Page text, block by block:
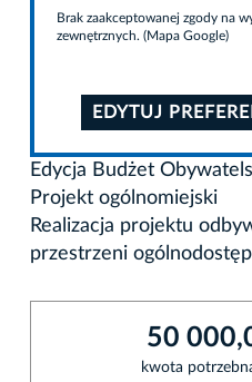
Brak zaakceptowanej zgody na
zewnętrznych. (Mapa Google)
EDYTUJ
Edycja Budżet
Projekt ogólnomiejski
Realizacja projektu
przestrzeni
50
kwota